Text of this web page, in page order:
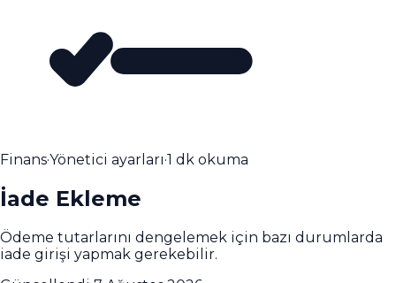
Finans·Yönetici ayarları·1 dk okuma
İade Ekleme
Ödeme tutarlarını dengelemek için bazı durumlarda
iade girişi yapmak gerekebilir.